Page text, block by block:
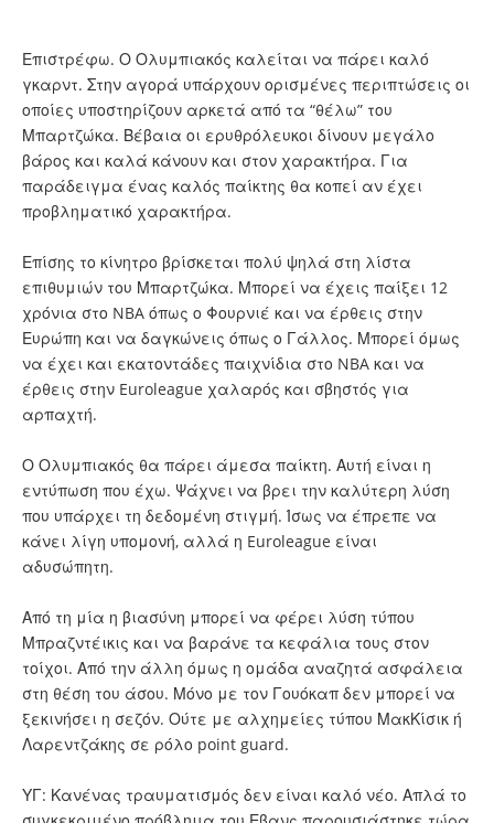
Επιστρέφω. Ο Ολυμπιακός καλείται να πάρει καλό
γκαρντ. Στην αγορά υπάρχουν ορισμένες περιπτώσεις οι
οποίες υποστηρίζουν αρκετά από τα “θέλω” του
Μπαρτζώκα. Βέβαια οι ερυθρόλευκοι δίνουν μεγάλο
βάρος και καλά κάνουν και στον χαρακτήρα. Για
παράδειγμα ένας καλός παίκτης θα κοπεί αν έχει
προβληματικό χαρακτήρα.
Επίσης το κίνητρο βρίσκεται πολύ ψηλά στη λίστα
επιθυμιών του Μπαρτζώκα. Μπορεί να έχεις παίξει 12
χρόνια στο NBA όπως ο Φουρνιέ και να έρθεις στην
Ευρώπη και να δαγκώνεις όπως ο Γάλλος. Μπορεί όμως
να έχει και εκατοντάδες παιχνίδια στο NBA και να
έρθεις στην Euroleague χαλαρός και σβηστός για
αρπαχτή.
Ο Ολυμπιακός θα πάρει άμεσα παίκτη. Αυτή είναι η
εντύπωση που έχω. Ψάχνει να βρει την καλύτερη λύση
που υπάρχει τη δεδομένη στιγμή. Ίσως να έπρεπε να
κάνει λίγη υπομονή, αλλά η Euroleague είναι
αδυσώπητη.
Από τη μία η βιασύνη μπορεί να φέρει λύση τύπου
Μπραζντέικις και να βαράνε τα κεφάλια τους στον
τοίχοι. Από την άλλη όμως η ομάδα αναζητά ασφάλεια
στη θέση του άσου. Μόνο με τον Γουόκαπ δεν μπορεί να
ξεκινήσει η σεζόν. Ούτε με αλχημείες τύπου ΜακΚίσικ ή
Λαρεντζάκης σε ρόλο point guard.
ΥΓ: Κανένας τραυματισμός δεν είναι καλό νέο. Απλά το